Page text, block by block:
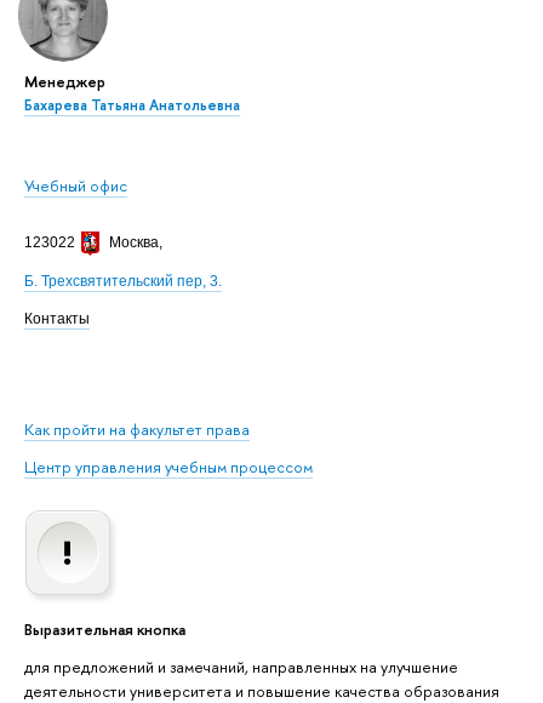
Менеджер
Бахарева Татьяна Анатольевна
Учебный офис
123022 Москва,
Б. Трехсвятительский пер, 3.
Контакты
Как пройти на факультет права
Центр управления учебным процессом
Выразительная кнопка
для предложений и замечаний, направленных на улучшение
деятельности университета и повышение качества образования